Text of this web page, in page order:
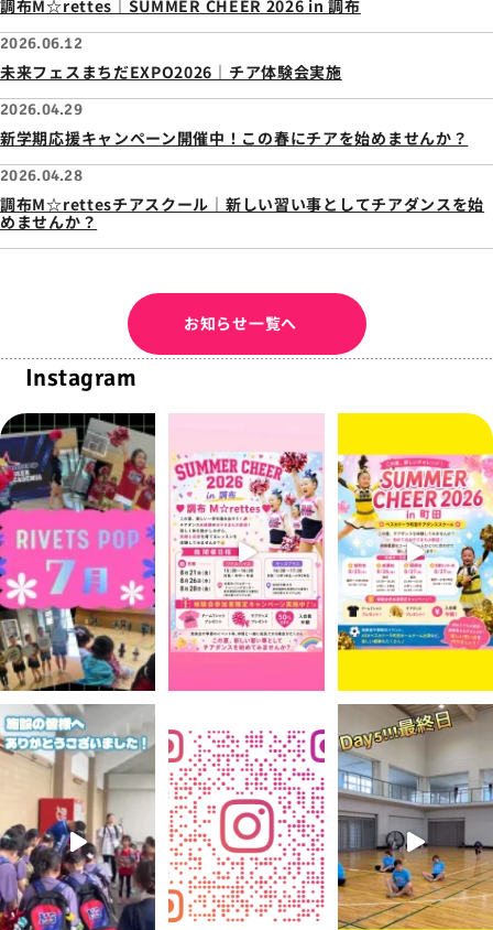
調布M☆rettes｜SUMMER CHEER 2026 in 調布
2026.06.12
未来フェスまちだEXPO2026｜チア体験会実施
2026.04.29
新学期応援キャンペーン開催中！この春にチアを始めませんか？
2026.04.28
調布M☆rettesチアスクール｜新しい習い事としてチアダンスを始
めませんか？
お知らせ一覧へ
Instagram